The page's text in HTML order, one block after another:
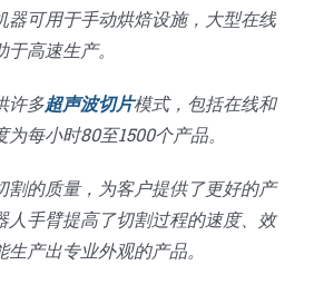
器可用于手动烘焙设施，大型在线
高速生产。
许多超声波切片模式，包括在线和
每小时80至1500个产品。
割的质量，为客户提供了更好的产
人手臂提高了切割过程的速度、效
产出专业外观的产品。